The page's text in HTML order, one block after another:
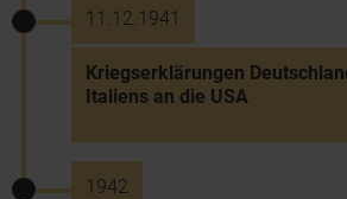
11.12.1941
Kriegserklärungen
Italiens an die USA
1942